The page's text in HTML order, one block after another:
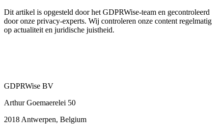
Dit artikel is opgesteld door het GDPRWise-team en gecontroleerd
door onze privacy-experts. Wij controleren onze content regelmatig
op actualiteit en juridische juistheid.
GDPRWise BV
Arthur Goemaerelei 50
2018 Antwerpen, Belgium